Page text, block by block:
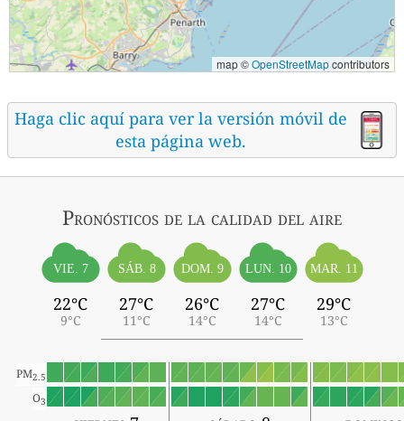
map ©OpenStreetMapcontributors
Haga clic aquí para ver la versión móvil de
esta página web.
Pronósticos de la calidad del aire
VIE. 7
22°C
9°C
SÁB. 8
27°C
11°C
DOM. 9
26°C
14°C
LUN. 10
27°C
14°C
MAR. 11
29°C
13°C
PM2.5
O3